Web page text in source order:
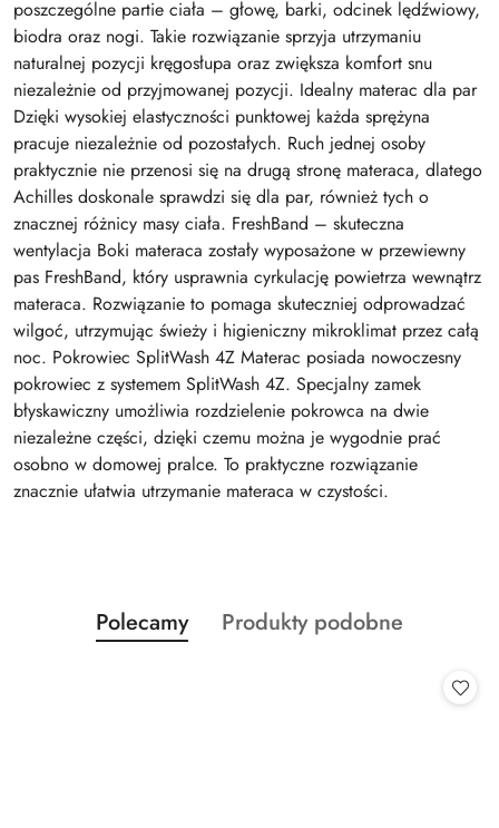
poszczególne partie ciała – głowę, barki, odcinek lędźwiowy,
biodra oraz nogi. Takie rozwiązanie sprzyja utrzymaniu
naturalnej pozycji kręgosłupa oraz zwiększa komfort snu
niezależnie od przyjmowanej pozycji. Idealny materac dla par
Dzięki wysokiej elastyczności punktowej każda sprężyna
pracuje niezależnie od pozostałych. Ruch jednej osoby
praktycznie nie przenosi się na drugą stronę materaca, dlatego
Achilles doskonale sprawdzi się dla par, również tych o
znacznej różnicy masy ciała. FreshBand – skuteczna
wentylacja Boki materaca zostały wyposażone w przewiewny
pas FreshBand, który usprawnia cyrkulację powietrza wewnątrz
materaca. Rozwiązanie to pomaga skuteczniej odprowadzać
wilgoć, utrzymując świeży i higieniczny mikroklimat przez całą
noc. Pokrowiec SplitWash 4Z Materac posiada nowoczesny
pokrowiec z systemem SplitWash 4Z. Specjalny zamek
błyskawiczny umożliwia rozdzielenie pokrowca na dwie
niezależne części, dzięki czemu można je wygodnie prać
osobno w domowej pralce. To praktyczne rozwiązanie
znacznie ułatwia utrzymanie materaca w czystości.
Pomiń karuzelę produktów
Produkty
o
Polecamy
Produkty
Produkty podobne